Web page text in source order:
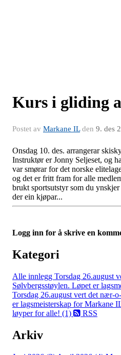
Kurs i gliding
Postet av Markane ILden 9. des
Onsdag 10. des. arrangerar
Instruktør er Jonny Seljeset, og
var smørar for det norske
og det er fritt fram for alle
brukt sportsutstyr som du
der ein kjøpar...
Logg inn for å skrive en
Kategori
Alle innlegg Torsdag 26.august
Sølvbergsstøylen. Løpet er
Torsdag 26.august vert det nær-
er lagsmeisterskap for Markane
løyper for alle! (1)
RSS
Arkiv